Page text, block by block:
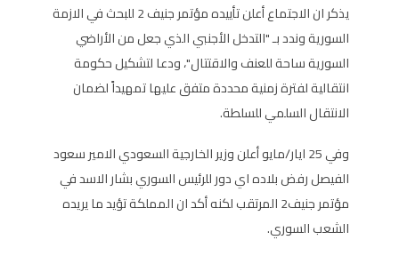
يذكر ان الاجتماع أعلن تأييده مؤتمر جنيف 2 للبحث في الازمة
السورية وندد بـ "التدخل الأجنبي الذي جعل من الأراضي
السورية ساحة للعنف والاقتتال"، ودعا لتشكيل حكومة
انتقالية لفترة زمنية محددة متفق عليها تمهيداً لضمان
الانتقال السلمي للسلطة.
وفي 25 ايار/مايو أعلن وزير الخارجية السعودي الامير سعود
الفيصل رفض بلاده اي دور للرئيس السوري بشار الاسد في
مؤتمر جنيف2 المرتقب لكنه أكد ان المملكة تؤيد ما يريده
الشعب السوري.